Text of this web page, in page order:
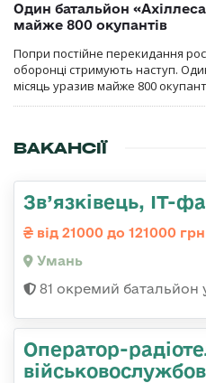
Один батальйон
майже 800 окупантів
Попри постійне перекидання
оборонці стримують наступ.
місяць уразив майже 800
ВАКАНСІЇ
Зв’язківець, ІТ-
від 21000 до 121000 грн
Умань
81 окремий батальйон
Оператор-